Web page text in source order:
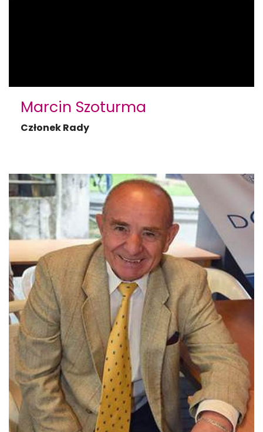
Marcin Szoturma
Członek Rady